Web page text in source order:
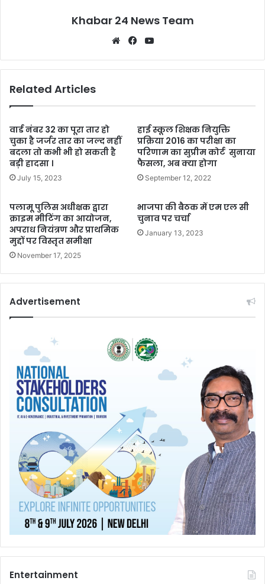
Khabar 24 News Team
WebsiteFacebook
Related Articles
वार्ड नंबर 32 का पूरा तार हो
चुका है जर्जर तार का जल्द नहीं
बदला तो कभी भी हो सकती है
बड़ी हादसा ।
July 15, 2023
हाई स्कूल शिक्षक नियुक्ति
प्रक्रिया 2016 का परीक्षा का
परिणाम का सुप्रीम कोर्ट सुनाया
फैसला, अब क्या होगा
September 12, 2022
पलामू पुलिस अधीक्षक द्वारा
क्राइम मीटिंग का आयोजन,
अपराध नियंत्रण और प्राथमिक
मुद्दों पर विस्तृत समीक्षा
November 17, 2025
भाजपा की बैठक में एम एल सी
चुनाव पर चर्चा
January 13, 2023
Advertisement
Entertainment